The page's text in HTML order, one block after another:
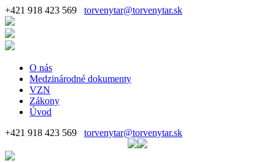
+421 918 423 569 torvenytar@torvenytar.sk
O nás
Medzinárodné dokumenty
VZN
Zákony
Úvod
+421 918 423 569 torvenytar@torvenytar.sk